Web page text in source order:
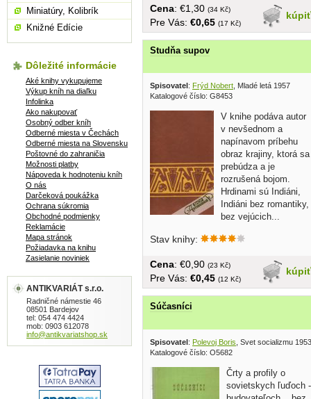
kúpiť
Cena: €1,30 (34 Kč)
Pre Vás: €0,65 (17 Kč)
Studňa supov
Spisovatel : Frýd Nobert , Mladé letá 1957
Katalogové číslo: G8453
V knihe podáva autor
v nevšednom a
napínavom príbehu
obraz krajiny, ktorá sa
prebúdza a je
rozrušená bojom.
Hrdinami sú Indiáni,
Indiáni bez romantiky,
bez vejúcich...
Stav knihy:
kúpiť
Cena: €0,90 (23 Kč)
Pre Vás: €0,45 (12 Kč)
Súčasníci
Spisovatel: Polevoj Boris , Svet socializmu 1953
Katalogové číslo: O5682
Črty a profily o
sovietskych ľuďoch -
Miniatúry, Kolibrík
Knižné Edície
Dôležité informácie
Aké knihy vykupujeme
Výkup kníh na diaľku
Infolinka
Ako nakupovať
Osobný odber kníh
Odberné miesta v Čechách
Odberné miesta na Slovensku
Poštovné do zahraničia
Možnosti platby
Nápoveda k hodnoteniu kníh
O nás
Darčeková poukážka
Ochrana súkromia
Obchodné podmienky
Reklamácie
Mapa stránok
Požiadavka na knihu
Zasielanie noviniek
ANTIKVARIÁT s.r.o.
Radničné námestie 46
08501 Bardejov
tel: 054 474 4424
mob: 0903 612078
info@antikvariatshop.sk